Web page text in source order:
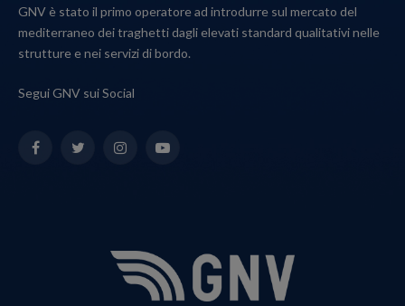
GNV è stato il primo operatore ad introdurre sul mercato del
mediterraneo dei traghetti dagli elevati standard qualitativi nelle
strutture e nei servizi di bordo.
Segui GNV sui Social
FacebookTwitterInstagramYouTube